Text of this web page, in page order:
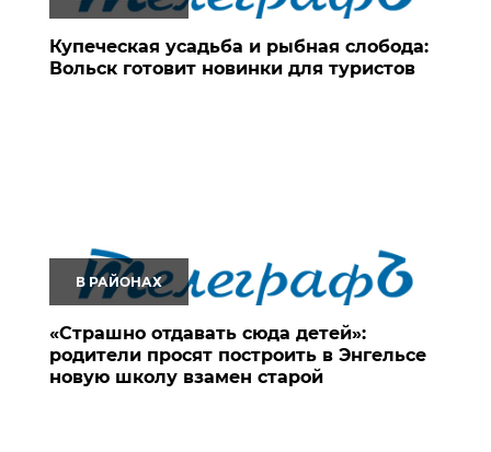
Купеческая усадьба и рыбная слобода:
Вольск готовит новинки для туристов
В РАЙОНАХ
«Страшно отдавать сюда детей»:
родители просят построить в Энгельсе
новую школу взамен старой